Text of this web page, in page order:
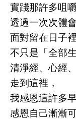
實踐那許多咀
透過一次次體
面對留在日子
不只是「全部
清淨經、心經
走到這裡，
我感恩這許多
感恩自己漸漸